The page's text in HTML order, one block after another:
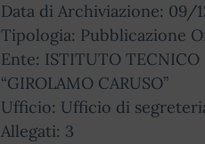
Data di Archiviazione: 09/
Tipologia: Pubblicazione
Ente: ISTITUTO
“GIROLAMO CARUSO”
Ufficio: Ufficio di
Allegati: 3